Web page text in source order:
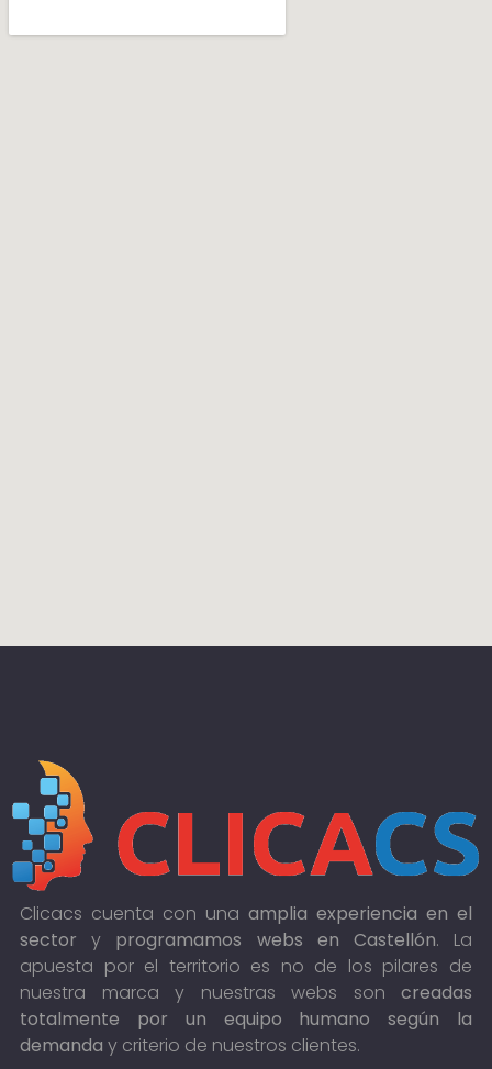
Clicacs cuenta con una amplia experiencia en el
sector y programamos webs en Castellón. La
apuesta por el territorio es no de los pilares de
nuestra marca y nuestras webs son creadas
totalmente por un equipo humano según la
demanda y criterio de nuestros clientes.